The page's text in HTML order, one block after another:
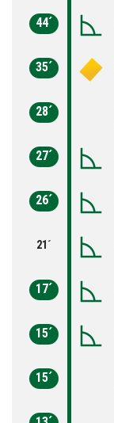
44´
35´
28´
27´
26´
21´
17´
15´
15´